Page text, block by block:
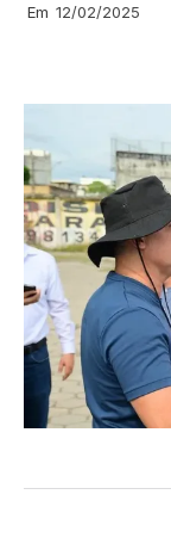
Em 12/02/2025